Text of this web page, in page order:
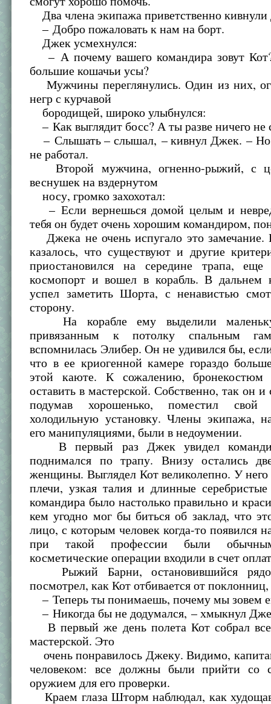
Два члена экипажа приветственно
– Добро пожаловать к нам на борт.
Джек усмехнулся:
– А почему вашего командира зовут
большие кошачьи усы?
Мужчины переглянулись. Один из них,
негр с курчавой
бородищей, широко улыбнулся:
– Как выглядит босс? А ты разве ничего
– Слышать – слышал, – кивнул Джек. – Но
не работал.
Второй мужчина, огненно-рыжий, с
веснушек на вздернутом
носу, громко захохотал:
– Если вернешься домой целым и
тебя он будет очень хорошим командиром,
Джека не очень испугало это замечание.
казалось, что существуют и другие
приостановился на середине трапа, еще
космопорт и вошел в корабль. В дальнем
успел заметить Шорта, с ненавистью
сторону.
На корабле ему выделили
привязанным к потолку спальным
вспомнилась Элибер. Он не удивился бы,
что в ее криогенной камере гораздо
этой каюте. К сожалению, бронекостюм
оставить в мастерской. Собственно, так он и
подумав хорошенько, поместил свой
холодильную установку. Члены экипажа,
его манипуляциями, были в недоумении.
В первый раз Джек увидел
поднимался по трапу. Внизу остались
женщины. Выглядел Кот великолепно. У
плечи, узкая талия и длинные
командира было настолько правильно и
кем угодно мог бы биться об заклад, что
лицо, с которым человек когда-то появился
при такой профессии были
косметические операции входили в счет
Рыжий Барни, остановившийся
посмотрел, как Кот отбивается от
– Теперь ты понимаешь, почему мы зовем
– Никогда бы не додумался, – хмыкнул
В первый же день полета Кот собрал
мастерской. Это
очень понравилось Джеку. Видимо,
человеком: все должны были прийти со
оружием для его проверки.
Краем глаза Шторм наблюдал, как